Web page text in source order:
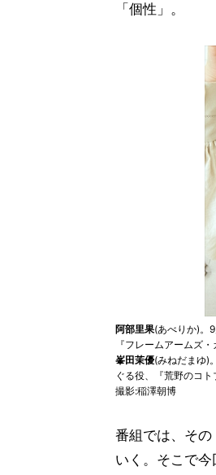
「個性」。
阿部里果(あべりか)。
『フレームアームズ
峯田茉優(みねだまゆ)
ぐる役、『荒野のコ
撮影:稲澤朝博
番組では、そ
いく。そこで